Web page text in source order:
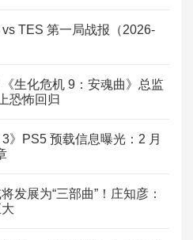
TES 第一局战报（2026-
生化危机 9：安魂曲》总监
恐怖回归
》PS5 预载信息曝光：2 月
发展为“三部曲”！庄知彦：